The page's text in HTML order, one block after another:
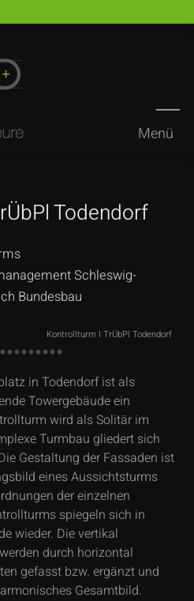
Menü
Todendorf
Schleswig-
Bundesbau
Kontrollturm I TrÜbPl Todendorf
in Todendorf ist als
Towergebäude ein
wird als Solitär im
Turmbau gliedert sich
Gestaltung der Fassaden ist
eines Aussichtsturms
der einzelnen
spiegeln sich in
wieder. Die vertikal
durch horizontal
gefasst bzw. ergänzt und
Gesamtbild.